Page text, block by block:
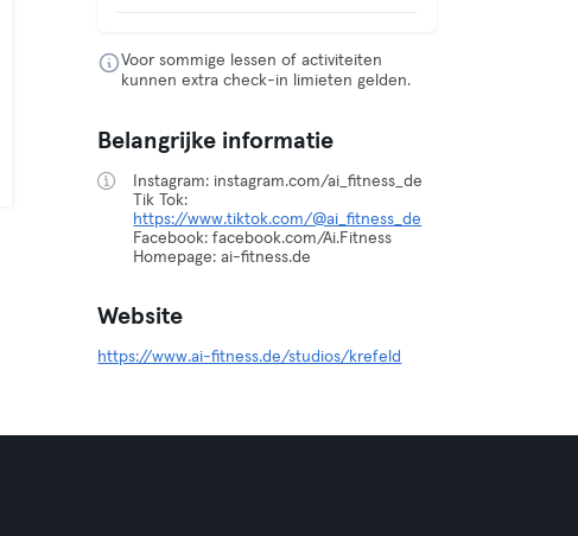
Voor sommige lessen of activiteiten
kunnen extra check-in limieten gelden.
Belangrijke informatie
Instagram: instagram.com/ai_fitness_de
Tik Tok:
https://www.tiktok.com/@ai_fitness_de
Facebook: facebook.com/Ai.Fitness
Homepage: ai-fitness.de
Website
https://www.ai-fitness.de/studios/krefeld